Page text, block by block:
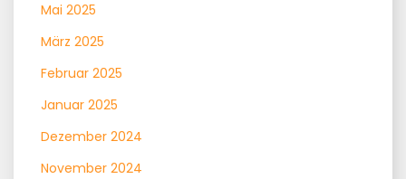
Mai 2025
März 2025
Februar 2025
Januar 2025
Dezember 2024
November 2024